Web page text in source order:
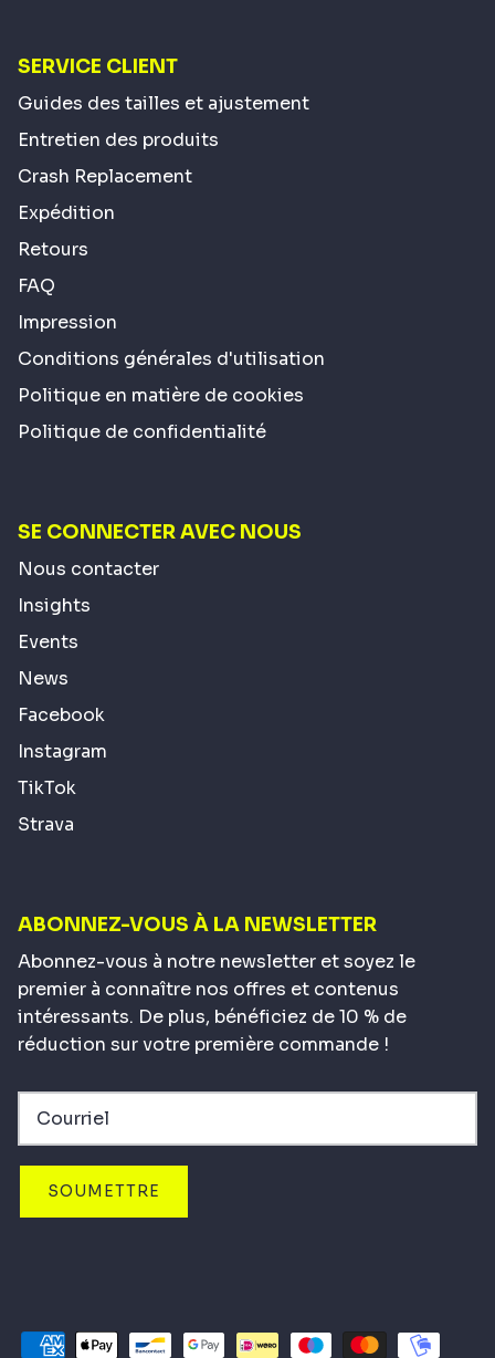
SERVICE CLIENT
Guides des tailles et ajustement
Entretien des produits
Crash Replacement
Expédition
Retours
FAQ
Impression
Conditions générales d'utilisation
Politique en matière de cookies
Politique de confidentialité
SE CONNECTER AVEC NOUS
Nous contacter
Insights
Events
News
Facebook
Instagram
TikTok
Strava
ABONNEZ-VOUS À LA NEWSLETTER
Abonnez-vous à notre newsletter et soyez le
premier à connaître nos offres et contenus
intéressants. De plus, bénéficiez de 10 % de
réduction sur votre première commande !
SOUMETTRE